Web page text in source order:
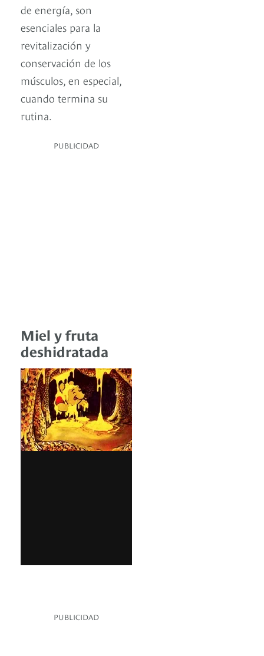
de energía, son
esenciales para la
revitalización y
conservación de los
músculos, en especial,
cuando termina su
rutina.
PUBLICIDAD
Miel y fruta
deshidratada
PUBLICIDAD